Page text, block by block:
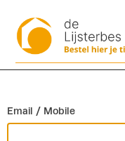
Email / Mobile